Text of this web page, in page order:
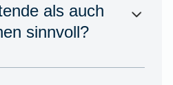
als auch
sinnvoll?